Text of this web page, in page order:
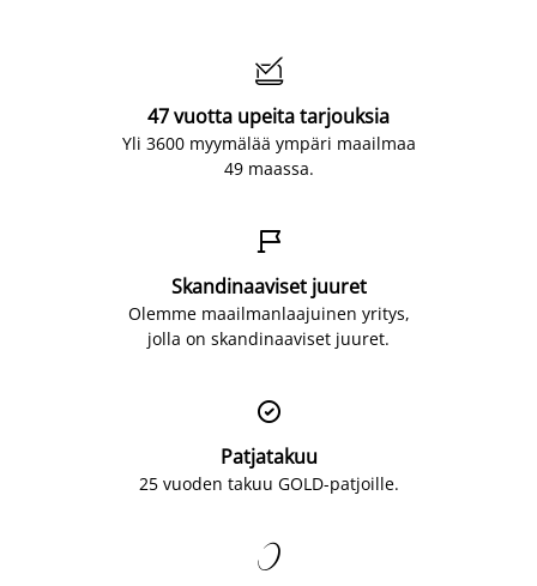

47 vuotta upeita tarjouksia
Yli 3600 myymälää ympäri maailmaa
49 maassa.

Skandinaaviset juuret
Olemme maailmanlaajuinen yritys,
jolla on skandinaaviset juuret.

Patjatakuu
25 vuoden takuu GOLD-patjoille.
